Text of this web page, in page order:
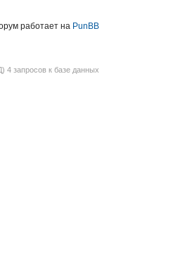
работает на PunBB
4 запросов к базе данных